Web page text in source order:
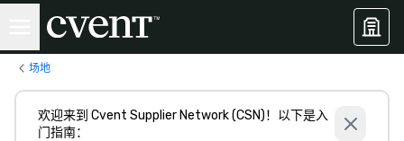
场地
欢迎来到 Cvent Supplier Network (CSN)！以下是入
门指南：